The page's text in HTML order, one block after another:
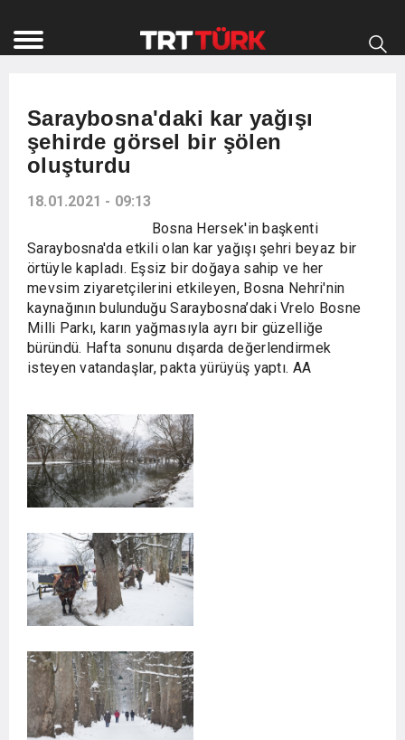
Saraybosna'daki kar yağışı
şehirde görsel bir şölen
oluşturdu
18.01.2021 - 09:13
Bosna Hersek'in başkenti
Saraybosna'da etkili olan kar yağışı şehri beyaz bir
örtüyle kapladı. Eşsiz bir doğaya sahip ve her
mevsim ziyaretçilerini etkileyen, Bosna Nehri'nin
kaynağının bulunduğu Saraybosna’daki Vrelo Bosne
Milli Parkı, karın yağmasıyla ayrı bir güzelliğe
büründü. Hafta sonunu dışarda değerlendirmek
isteyen vatandaşlar, pakta yürüyüş yaptı. AA